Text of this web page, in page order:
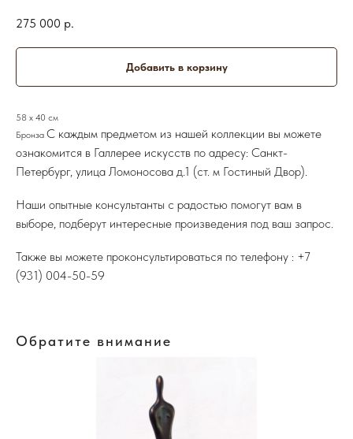
275 000 р.
Добавить в корзину
58 х 40 см
Бронза С каждым предметом из нашей коллекции вы можете
ознакомится в Галлерее искусств по адресу: Санкт-
Петербург, улица Ломоносова д.1 (ст. м Гостиный Двор).
Наши опытные консультанты с радостью помогут вам в
выборе, подберут интересные произведения под ваш запрос.
Также вы можете проконсультироваться по телефону : +7
(931) 004-50-59
Обратите внимание